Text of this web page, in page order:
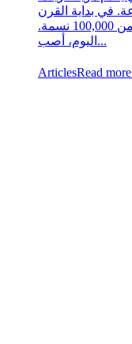
في بداية القرن
العشرين، كان عدد سكان هذه المنطقة أقل من 100,000 نسمة.
اليوم، أصب...
ArticlesRead more